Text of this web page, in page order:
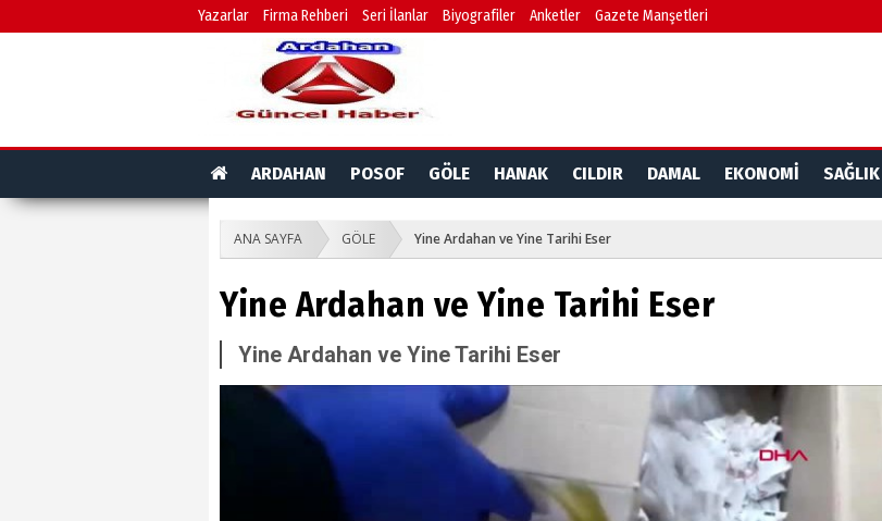
Yazarlar Firma Rehberi Seri İlanlar Biyografiler Anketler Gazete Manşetleri
ARDAHAN POSOF GÖLE HANAK CILDIR DAMAL EKONOMİ SAĞLIK
ANA SAYFA GÖLE Yine Ardahan ve Yine Tarihi Eser
Yine Ardahan ve Yine Tarihi Eser
Yine Ardahan ve Yine Tarihi Eser